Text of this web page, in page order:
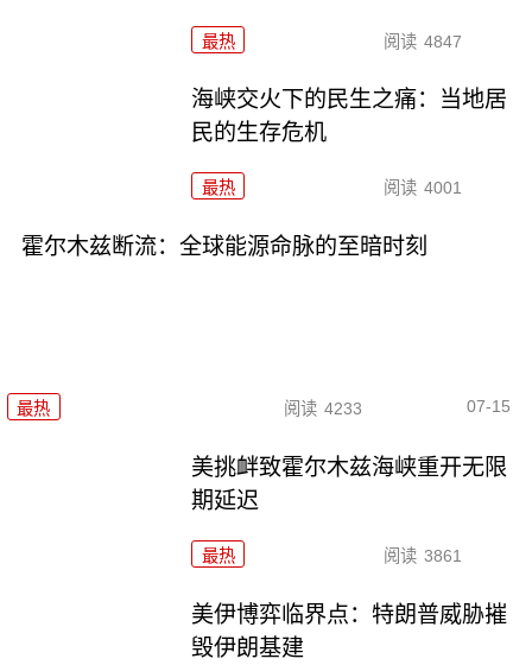
最热 阅读 4847
海峡交火下的民生之痛：当地居
民的生存危机
最热 阅读 4001
霍尔木兹断流：全球能源命脉的至暗时刻
最热 阅读 4233 07-15
美挑衅致霍尔木兹海峡重开无限
期延迟
最热 阅读 3861
美伊博弈临界点：特朗普威胁摧
毁伊朗基建